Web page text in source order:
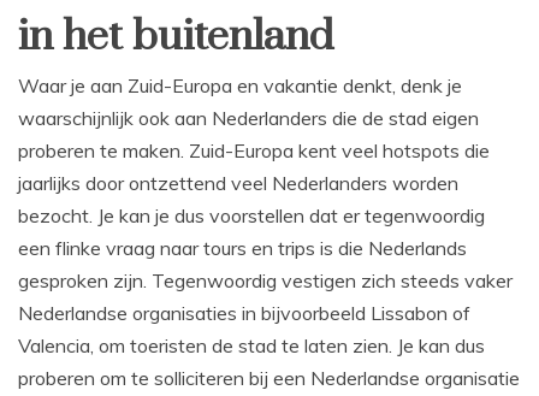
in het buitenland
Waar je aan Zuid-Europa en vakantie denkt, denk je
waarschijnlijk ook aan Nederlanders die de stad eigen
proberen te maken. Zuid-Europa kent veel hotspots die
jaarlijks door ontzettend veel Nederlanders worden
bezocht. Je kan je dus voorstellen dat er tegenwoordig
een flinke vraag naar tours en trips is die Nederlands
gesproken zijn. Tegenwoordig vestigen zich steeds vaker
Nederlandse organisaties in bijvoorbeeld Lissabon of
Valencia, om toeristen de stad te laten zien. Je kan dus
proberen om te solliciteren bij een Nederlandse organisatie